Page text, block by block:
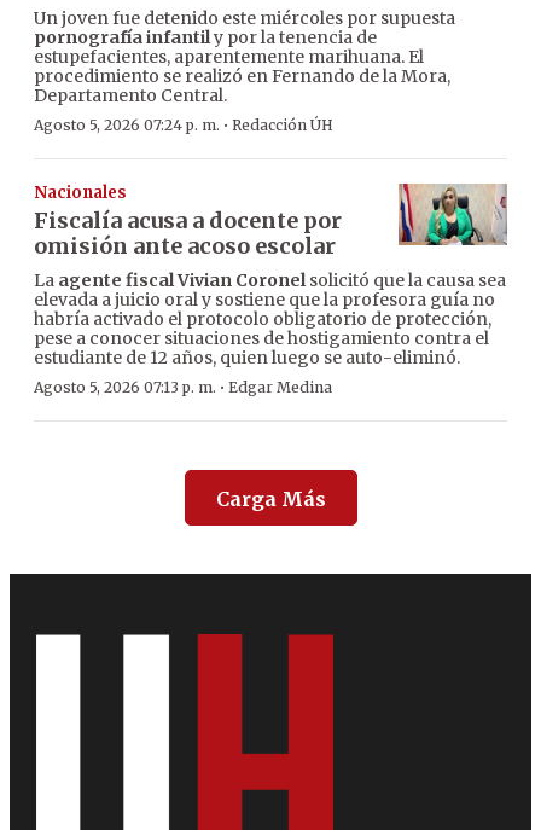
Un joven fue detenido este miércoles por supuesta
pornografía infantily por la tenencia de
estupefacientes, aparentemente marihuana. El
procedimiento se realizó en Fernando de la Mora,
Departamento Central.
Agosto 5, 2026 07:24 p. m. · Redacción ÚH
Nacionales
Fiscalía acusa a docente por
omisión ante acoso escolar
La agente fiscal Vivian Coronelsolicitó que la causa sea
elevada a juicio oral y sostiene que la profesora guía no
habría activado el protocolo obligatorio de protección,
pese a conocer situaciones de hostigamiento contra el
estudiante de 12 años, quien luego se auto-eliminó.
Agosto 5, 2026 07:13 p. m. · Edgar Medina
Carga Más